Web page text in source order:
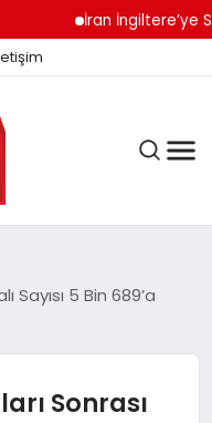
İran İngiltere’ye
Sayısı 5 Bin 689’a
Sonrası